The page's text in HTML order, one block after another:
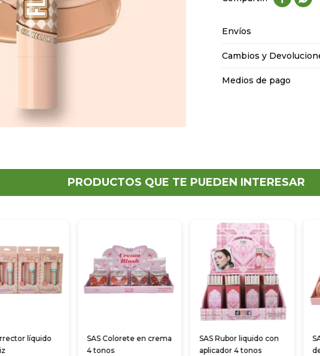
Envíos
Cambios y
Medios de pago
PRODUCTOS QUE TE PUEDEN INTERESAR
líquido
SAS Colorete en crema
4 tonos
SAS Rubor liquido con
aplicador 4 tonos